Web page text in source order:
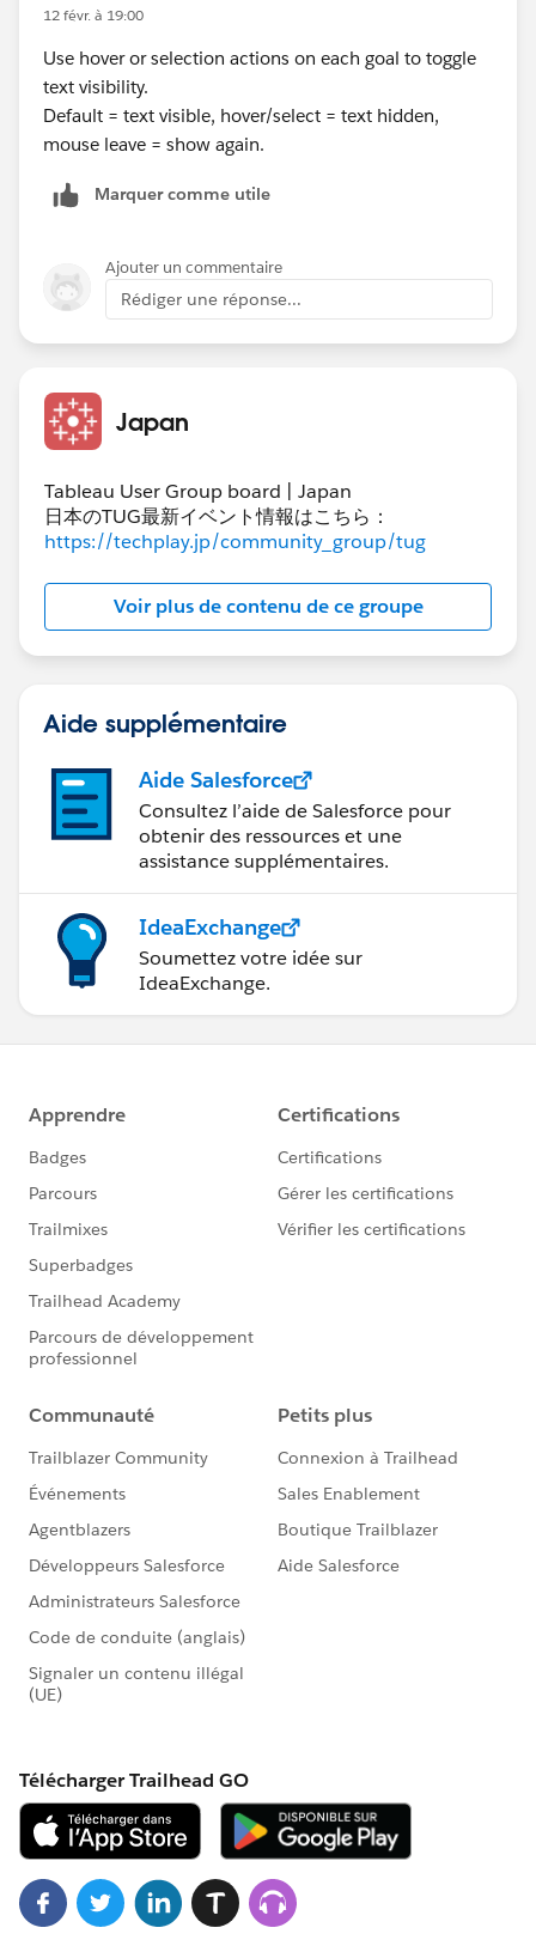
12 févr. à 19:00
Use hover or selection actions on each goal to toggle
text visibility.
Default = text visible, hover/select = text hidden,
mouse leave = show again.
Marquer comme utile
Ajouter un commentaire
Rédiger une réponse...
Japan
Tableau User Group board | Japan
日本のTUG最新イベント情報はこちら：
https://techplay.jp/community_group/tug
Voir plus de contenu de ce groupe
Aide supplémentaire
Aide Salesforce
Consultez l’aide de Salesforce pour
obtenir des ressources et une
assistance supplémentaires.
IdeaExchange
Soumettez votre idée sur
IdeaExchange.